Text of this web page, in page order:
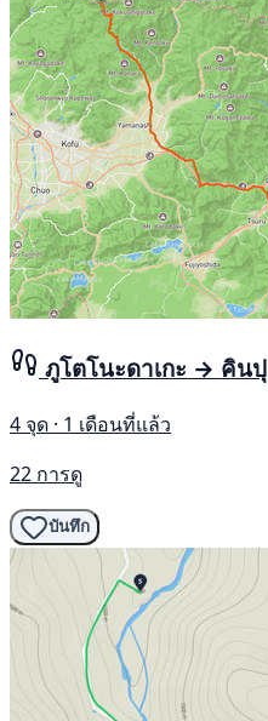
ภูโตโนะดาเกะ → คินปุ
4 จุด · 1 เดือนที่แล้ว
22 การดู
บันทึก